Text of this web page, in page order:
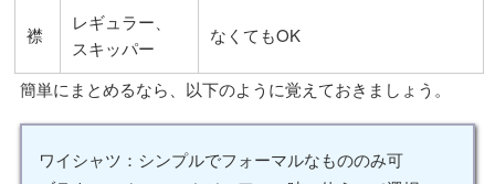
襟
レギュラー、
スキッパー
なくてもOK
簡単にまとめるなら、以下のように覚えておきましょう。
ワイシャツ：シンプルでフォーマルなもののみ可